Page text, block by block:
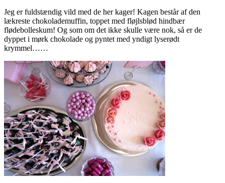
Jeg er fuldstændig vild med de her kager! Kagen består af den
lækreste chokolademuffin, toppet med fløjlsblød hindbær
flødebolleskum! Og som om det ikke skulle være nok, så er de
dyppet i mørk chokolade og pyntet med yndigt lyserødt
krymmel……